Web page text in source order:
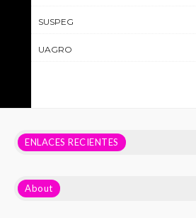
SUSPEG
UAGRO
ENLACES RECIENTES
About